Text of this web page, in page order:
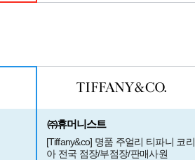
㈜휴머니스트
[Tiffany&co] 명품 주얼리 티파니 코리
아 전국 점장/부점장/판매사원